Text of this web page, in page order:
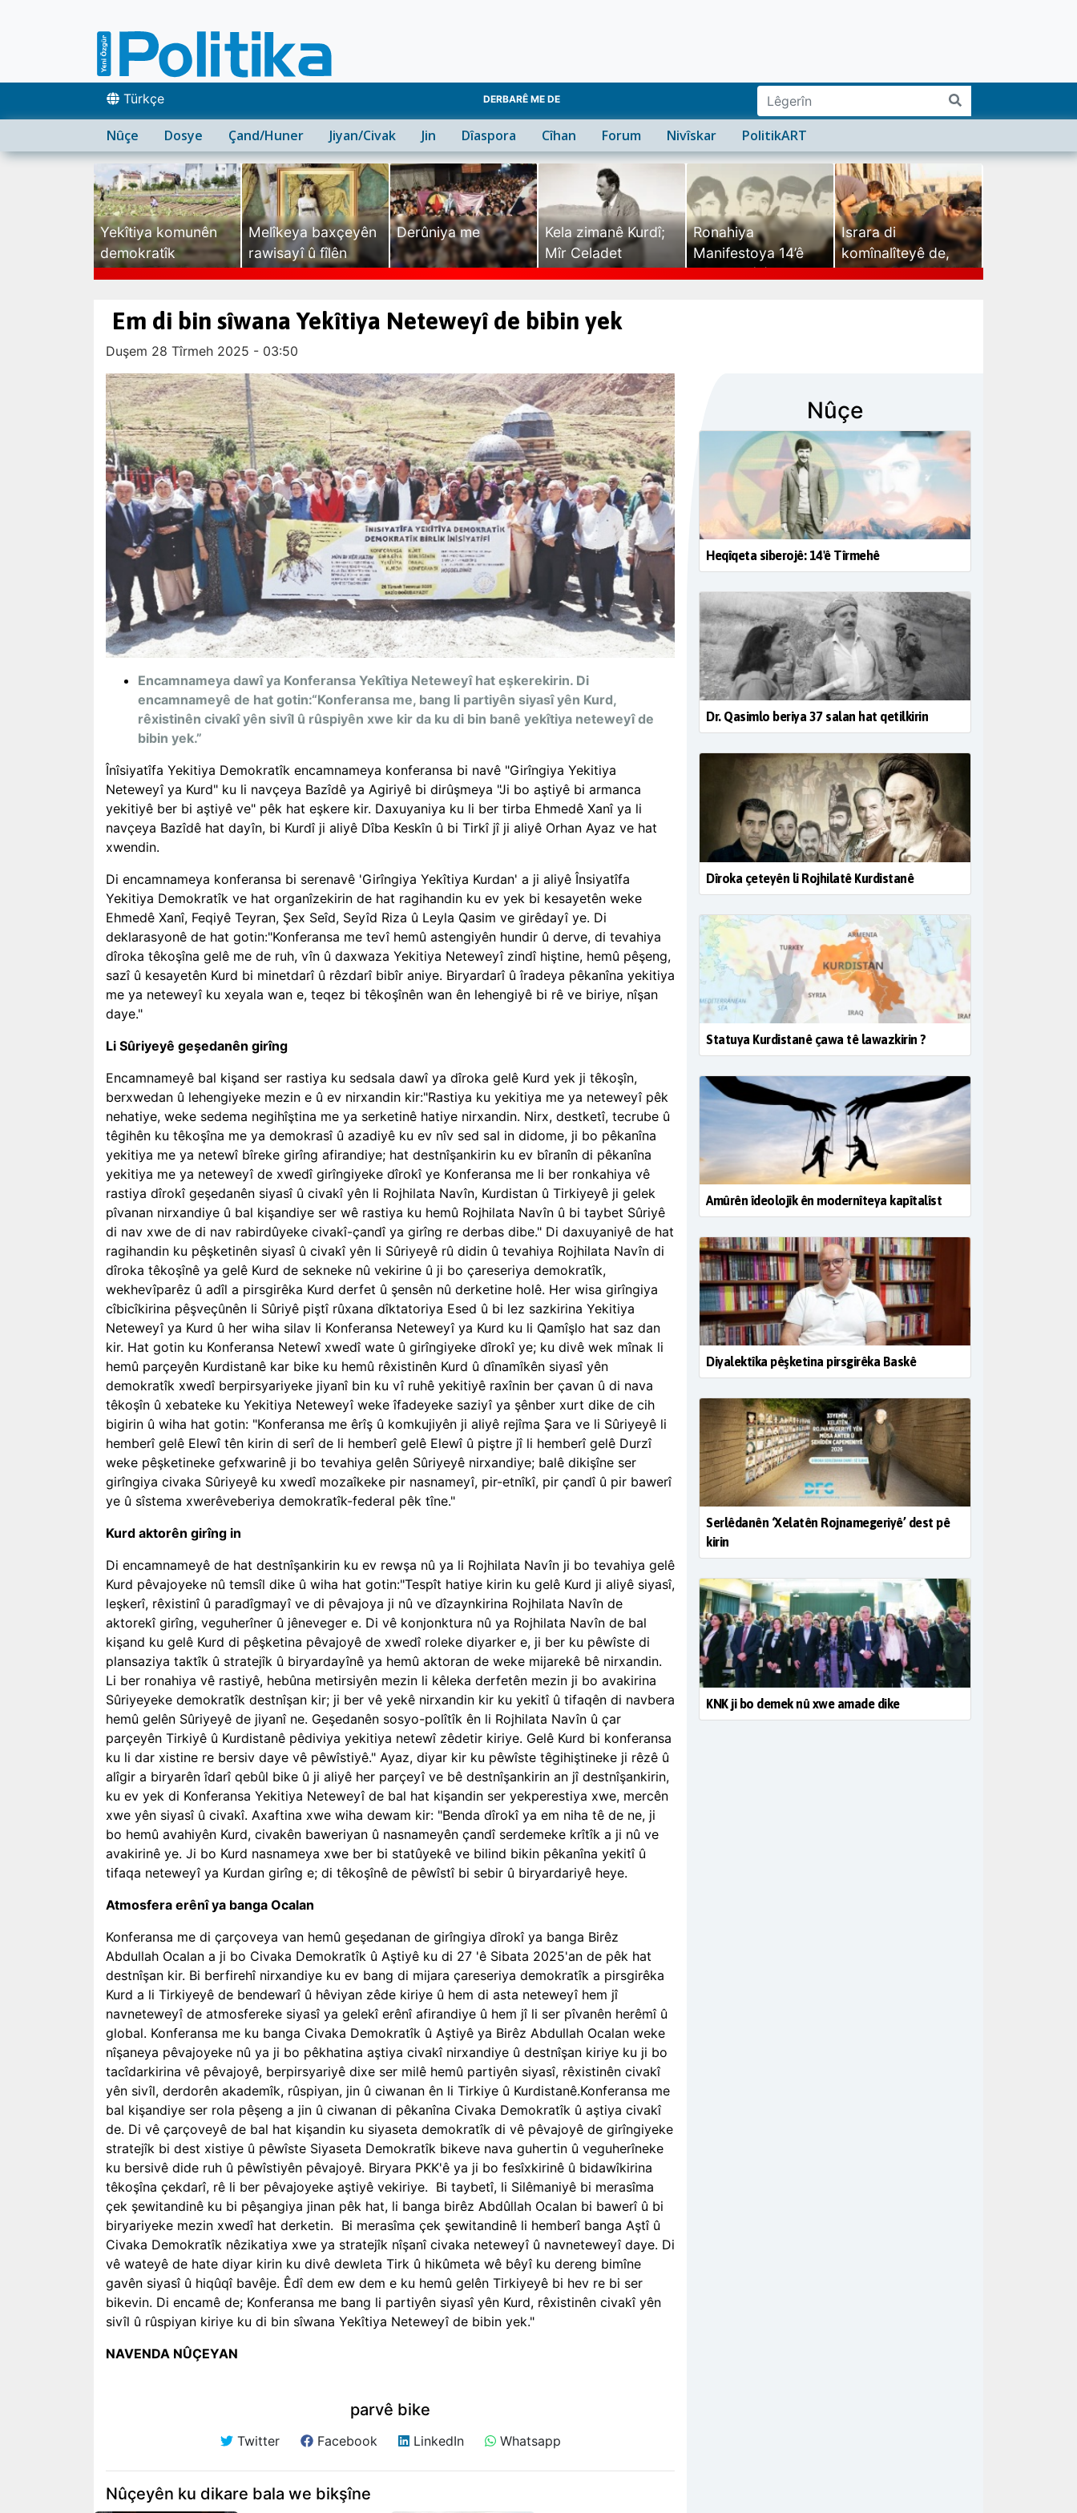
Türkçe DERBARÊ ME DE
Nûçe Dosye Çand/Huner Jiyan/Civak Jin Dîaspora Cîhan Forum Nivîskar PolitikART
Yekîtiya komunên
demokratîk
Melîkeya baxçeyên
rawisayî û fîlên
Derûniya me
Kela zimanê Kurdî;
Mîr Celadet
Ronahiya
Manifestoya 14’ê
Israra di
komînalîteyê de,
Em di bin sîwana Yekîtiya Neteweyî de bibin yek
Duşem 28 Tîrmeh 2025 - 03:50
Encamnameya dawî ya Konferansa Yekîtiya Neteweyî hat eşkerekirin. Di
encamnameyê de hat gotin:“Konferansa me, bang li partiyên siyasî yên Kurd,
rêxistinên civakî yên sivîl û rûspiyên xwe kir da ku di bin banê yekîtiya neteweyî de
bibin yek.”
Înîsiyatîfa Yekitiya Demokratîk encamnameya konferansa bi navê "Girîngiya Yekitiya
Neteweyî ya Kurd" ku li navçeya Bazîdê ya Agiriyê bi dirûşmeya "Ji bo aştiyê bi armanca
yekitiyê ber bi aştiyê ve" pêk hat eşkere kir. Daxuyaniya ku li ber tirba Ehmedê Xanî ya li
navçeya Bazîdê hat dayîn, bi Kurdî ji aliyê Dîba Keskîn û bi Tirkî jî ji aliyê Orhan Ayaz ve hat
xwendin.
Di encamnameya konferansa bi serenavê 'Girîngiya Yekîtiya Kurdan' a ji aliyê Însiyatîfa
Yekitiya Demokratîk ve hat organîzekirin de hat ragihandin ku ev yek bi kesayetên weke
Ehmedê Xanî, Feqiyê Teyran, Şex Seîd, Seyîd Riza û Leyla Qasim ve girêdayî ye. Di
deklarasyonê de hat gotin:"Konferansa me tevî hemû astengiyên hundir û derve, di tevahiya
dîroka têkoşîna gelê me de ruh, vîn û daxwaza Yekitiya Neteweyî zindî hiştine, hemû pêşeng,
sazî û kesayetên Kurd bi minetdarî û rêzdarî bibîr aniye. Biryardarî û îradeya pêkanîna yekitiya
me ya neteweyî ku xeyala wan e, teqez bi têkoşînên wan ên lehengiyê bi rê ve biriye, nîşan
daye."
Li Sûriyeyê geşedanên girîng
Encamnameyê bal kişand ser rastiya ku sedsala dawî ya dîroka gelê Kurd yek ji têkoşîn,
berxwedan û lehengiyeke mezin e û ev nirxandin kir:"Rastiya ku yekitiya me ya neteweyî pêk
nehatiye, weke sedema negihîştina me ya serketinê hatiye nirxandin. Nirx, destketî, tecrube û
têgihên ku têkoşîna me ya demokrasî û azadiyê ku ev nîv sed sal in didome, ji bo pêkanîna
yekitiya me ya netewî bîreke girîng afirandiye; hat destnîşankirin ku ev bîranîn di pêkanîna
yekitiya me ya neteweyî de xwedî girîngiyeke dîrokî ye Konferansa me li ber ronkahiya vê
rastiya dîrokî geşedanên siyasî û civakî yên li Rojhilata Navîn, Kurdistan û Tirkiyeyê ji gelek
pîvanan nirxandiye û bal kişandiye ser wê rastiya ku hemû Rojhilata Navîn û bi taybet Sûriyê
di nav xwe de di nav rabirdûyeke civakî-çandî ya girîng re derbas dibe." Di daxuyaniyê de hat
ragihandin ku pêşketinên siyasî û civakî yên li Sûriyeyê rû didin û tevahiya Rojhilata Navîn di
dîroka têkoşînê ya gelê Kurd de sekneke nû vekirine û ji bo çareseriya demokratîk,
wekhevîparêz û adîl a pirsgirêka Kurd derfet û şensên nû derketine holê. Her wisa girîngiya
cîbicîkirina pêşveçûnên li Sûriyê piştî rûxana dîktatoriya Esed û bi lez sazkirina Yekitiya
Neteweyî ya Kurd û her wiha silav li Konferansa Neteweyî ya Kurd ku li Qamîşlo hat saz dan
kir. Hat gotin ku Konferansa Netewî xwedî wate û girîngiyeke dîrokî ye; ku divê wek mînak li
hemû parçeyên Kurdistanê kar bike ku hemû rêxistinên Kurd û dînamîkên siyasî yên
demokratîk xwedî berpirsyariyeke jiyanî bin ku vî ruhê yekitiyê raxînin ber çavan û di nava
têkoşîn û xebateke ku Yekitiya Neteweyî weke îfadeyeke saziyî ya şênber xurt dike de cih
bigirin û wiha hat gotin: "Konferansa me êrîş û komkujiyên ji aliyê rejîma Şara ve li Sûriyeyê li
hemberî gelê Elewî tên kirin di serî de li hemberî gelê Elewî û piştre jî li hemberî gelê Durzî
weke pêşketineke gefxwarinê ji bo tevahiya gelên Sûriyeyê nirxandiye; balê dikişîne ser
girîngiya civaka Sûriyeyê ku xwedî mozaîkeke pir nasnameyî, pir-etnîkî, pir çandî û pir bawerî
ye û sîstema xwerêveberiya demokratîk-federal pêk tîne."
Kurd aktorên girîng in
Di encamnameyê de hat destnîşankirin ku ev rewşa nû ya li Rojhilata Navîn ji bo tevahiya gelê
Kurd pêvajoyeke nû temsîl dike û wiha hat gotin:"Tespît hatiye kirin ku gelê Kurd ji aliyê siyasî,
leşkerî, rêxistinî û paradîgmayî ve di pêvajoya ji nû ve dîzaynkirina Rojhilata Navîn de
aktorekî girîng, veguherîner û jêneveger e. Di vê konjonktura nû ya Rojhilata Navîn de bal
kişand ku gelê Kurd di pêşketina pêvajoyê de xwedî roleke diyarker e, ji ber ku pêwîste di
plansaziya taktîk û stratejîk û biryardayînê ya hemû aktoran de weke mijarekê bê nirxandin.
Li ber ronahiya vê rastiyê, hebûna metirsiyên mezin li kêleka derfetên mezin ji bo avakirina
Sûriyeyeke demokratîk destnîşan kir; ji ber vê yekê nirxandin kir ku yekitî û tifaqên di navbera
hemû gelên Sûriyeyê de jiyanî ne. Geşedanên sosyo-polîtîk ên li Rojhilata Navîn û çar
parçeyên Tirkiyê û Kurdistanê pêdiviya yekitiya netewî zêdetir kiriye. Gelê Kurd bi konferansa
ku li dar xistine re bersiv daye vê pêwîstiyê." Ayaz, diyar kir ku pêwîste têgihiştineke ji rêzê û
alîgir a biryarên îdarî qebûl bike û ji aliyê her parçeyî ve bê destnîşankirin an jî destnîşankirin,
ku ev yek di Konferansa Yekitiya Neteweyî de bal hat kişandin ser yekperestiya xwe, mercên
xwe yên siyasî û civakî. Axaftina xwe wiha dewam kir: "Benda dîrokî ya em niha tê de ne, ji
bo hemû avahiyên Kurd, civakên baweriyan û nasnameyên çandî serdemeke krîtîk a ji nû ve
avakirinê ye. Ji bo Kurd nasnameya xwe ber bi statûyekê ve bilind bikin pêkanîna yekitî û
tifaqa neteweyî ya Kurdan girîng e; di têkoşînê de pêwîstî bi sebir û biryardariyê heye.
Atmosfera erênî ya banga Ocalan
Konferansa me di çarçoveya van hemû geşedanan de girîngiya dîrokî ya banga Birêz
Abdullah Ocalan a ji bo Civaka Demokratîk û Aştiyê ku di 27 'ê Sibata 2025'an de pêk hat
destnîşan kir. Bi berfirehî nirxandiye ku ev bang di mijara çareseriya demokratîk a pirsgirêka
Kurd a li Tirkiyeyê de bendewarî û hêviyan zêde kiriye û hem di asta neteweyî hem jî
navneteweyî de atmosfereke siyasî ya gelekî erênî afirandiye û hem jî li ser pîvanên herêmî û
global. Konferansa me ku banga Civaka Demokratîk û Aştiyê ya Birêz Abdullah Ocalan weke
nîşaneya pêvajoyeke nû ya ji bo pêkhatina aştiya civakî nirxandiye û destnîşan kiriye ku ji bo
tacîdarkirina vê pêvajoyê, berpirsyariyê dixe ser milê hemû partiyên siyasî, rêxistinên civakî
yên sivîl, derdorên akademîk, rûspiyan, jin û ciwanan ên li Tirkiye û Kurdistanê.Konferansa me
bal kişandiye ser rola pêşeng a jin û ciwanan di pêkanîna Civaka Demokratîk û aştiya civakî
de. Di vê çarçoveyê de bal hat kişandin ku siyaseta demokratîk di vê pêvajoyê de girîngiyeke
stratejîk bi dest xistiye û pêwîste Siyaseta Demokratîk bikeve nava guhertin û veguherîneke
ku bersivê dide ruh û pêwîstiyên pêvajoyê. Biryara PKK'ê ya ji bo fesîxkirinê û bidawîkirina
têkoşîna çekdarî, rê li ber pêvajoyeke aştiyê vekiriye. Bi taybetî, li Silêmaniyê bi merasîma
çek şewitandinê ku bi pêşangiya jinan pêk hat, li banga birêz Abdûllah Ocalan bi bawerî û bi
biryariyeke mezin xwedî hat derketin. Bi merasîma çek şewitandinê li hemberî banga Aştî û
Civaka Demokratîk nêzikatiya xwe ya stratejîk nîşanî civaka neteweyî û navneteweyî daye. Di
vê wateyê de hate diyar kirin ku divê dewleta Tirk û hikûmeta wê bêyî ku dereng bimîne
gavên siyasî û hiqûqî bavêje. Êdî dem ew dem e ku hemû gelên Tirkiyeyê bi hev re bi ser
bikevin. Di encamê de; Konferansa me bang li partiyên siyasî yên Kurd, rêxistinên civakî yên
sivîl û rûspiyan kiriye ku di bin sîwana Yekîtiya Neteweyî de bibin yek."
NAVENDA NÛÇEYAN
parvê bike
Twitter Facebook LinkedIn Whatsapp
Nûçeyên ku dikare bala we bikşîne
Nûçe
Heqîqeta siberojê: 14'ê Tîrmehê
Dr. Qasimlo beriya 37 salan hat qetilkirin
Dîroka çeteyên li Rojhilatê Kurdistanê
Statuya Kurdistanê çawa tê lawazkirin ?
Amûrên îdeolojîk ên modernîteya kapîtalîst
Diyalektîka pêşketina pirsgirêka Baskê
Serlêdanên ‘Xelatên Rojnamegeriyê’ dest pê
kirin
KNK ji bo demek nû xwe amade dike